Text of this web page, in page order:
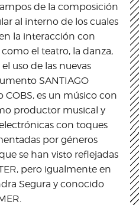
de la composición
al interno de los cuales
la interacción con
el teatro, la danza,
uso de las nuevas
SANTIAGO
es un músico con
productor musical y
con toques
por géneros
se han visto reflejadas
pero igualmente en
Segura y conocido